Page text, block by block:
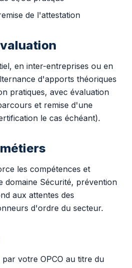
de l'attestation
en inter-entreprises ou en
d'apports théoriques
pratiques, avec évaluation
et remise d'une
le cas échéant).
les compétences et
domaine Sécurité, prévention
aux attentes des
d'ordre du secteur.
votre OPCO au titre du